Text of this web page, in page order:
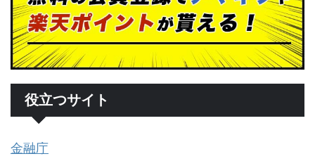
役立つサイト
金融庁